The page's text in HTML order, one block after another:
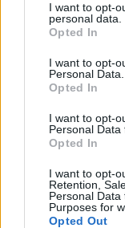
I want to opt-
personal data.
Opted In
I want to opt-
Personal Data.
Opted In
I want to opt-
Personal Data
Opted In
I want to opt-
Retention,
Personal
Purposes for
Opted Out
segítséghez ez
Egy átlagos
konstrukció
Plusz együtt jóval